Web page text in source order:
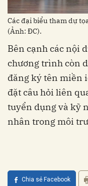
Các đại biểu tham dự
(Ảnh: ĐC).
Bên cạnh các nội
chương trình còn
đăng ký tên miền
đặt câu hỏi liên
tuyển dụng và kỹ
nhân trong môi
Chia sẻ Facebook